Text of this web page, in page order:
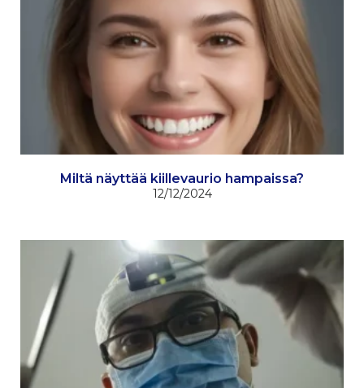
Miltä näyttää kiillevaurio hampaissa?
12/12/2024